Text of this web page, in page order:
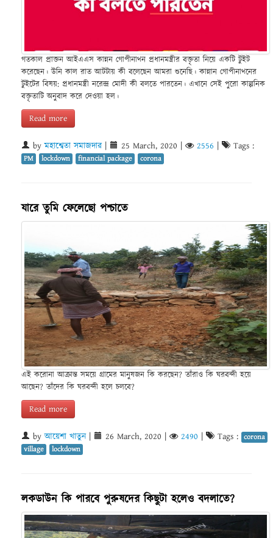
গতকাল প্রাক্তন আইএএস কান্নন গোপীনাথন প্রধানমন্ত্রীর বক্তৃতা নিয়ে একটি টুইট
করেছেন। উনি কাল রাত আটটায় কী বলেছেন আমরা শুনেছি। কান্নান গোপীনাথনের
টুইটের বিষয়: প্রধানমন্ত্রী নরেন্দ্র মোদী কী বলতে পারতেন। এখানে সেই পুরো কাল্পনিক
বক্তৃতাটি অনুবাদ করে দেওয়া হল।
Read more
byমহাশ্বেতা সমাজদার| 25 March, 2020 2556 Tags :
PM lockdown financial package corona
যারে তুমি ফেলেছো পশ্চাতে
এই করোনা আক্রান্ত সময়ে গ্রামের মানুষজন কি করছেন? তাঁরাও কি ঘরবন্দী হয়ে
আছেন? তাঁদের কি ঘরবন্দী হলে চলবে?
Read more
byআয়েশা খাতুন| 26 March, 2020 2490 Tags : corona
village
lockdown
লকডাউন কি পারবে পুরুষদের কিছুটা হলেও বদলাতে?